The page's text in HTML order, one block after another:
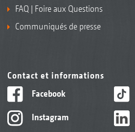
FAQ | Foire aux Questions
Communiqués de presse
Contact et informations
Facebook
Instagram